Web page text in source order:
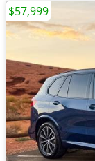
$57,999